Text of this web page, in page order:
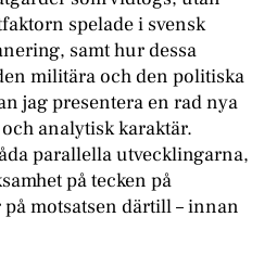
spelade i svensk
samt hur dessa
militära och den politiska
jag presentera en rad nya
analytisk karaktär.
parallella utvecklingarna,
på tecken på
motsatsen därtill – innan